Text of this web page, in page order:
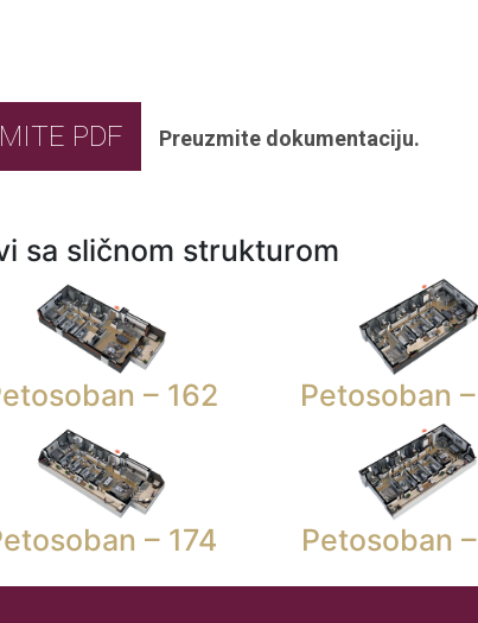
PDF Preuzmite dokumentaciju.
sa sličnom strukturom
– 162 Petosoban
– 174 Petosoban